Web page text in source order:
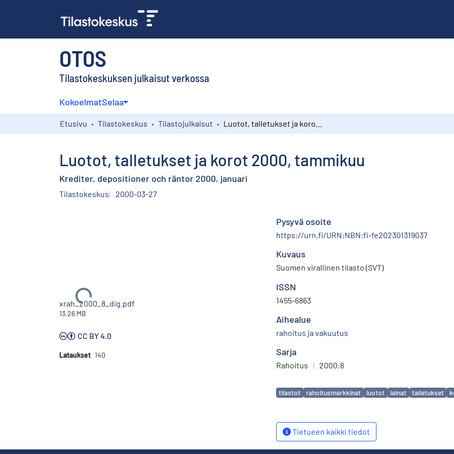
OTOS
Tilastokeskuksen julkaisut verkossa
KokoelmatSelaa
Etusivu Tilastokeskus Tilastojulkaisut
Luotot, talletukset ja korot 2000, tammikuu
Krediter, depositioner och räntor 2000, januari
Tilastokeskus 2000-03-27
Ladataan...
xrah_2000_8_dig.pdf
13.26 MB
CC BY 4.0
Lataukset 140
Pysyvä osoite
https://urn.fi/URN:NBN:fi-fe202301319037
Kuvaus
Suomen virallinen tilasto (SVT)
ISSN
1455-6863
Aihealue
rahoitus ja vakuutus
Sarja
Rahoitus | 2000:8
Avainsanat
tilastot rahoitusmarkkinat luotot lainat talletukset
Tietueen kaikki tiedot